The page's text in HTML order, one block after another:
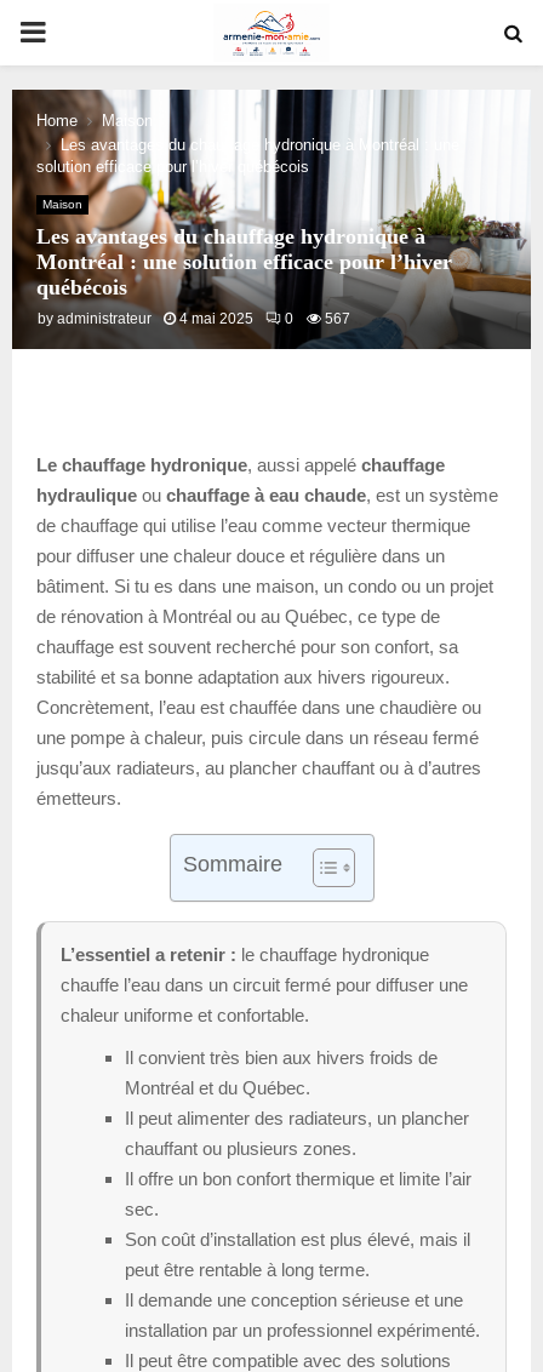
PRIMARY
MENU
Home
Maison
Les avantages du chauffage hydronique à Montréal : une
solution efficace pour l’hiver québécois
Maison
Les avantages du chauffage hydronique à
Montréal : une solution efficace pour l’hiver
québécois
by administrateur 4 mai 2025 0 567
Le chauffage hydronique, aussi appelé chauffage
hydraulique ou chauffage à eau chaude, est un système
de chauffage qui utilise l’eau comme vecteur thermique
pour diffuser une chaleur douce et régulière dans un
bâtiment. Si tu es dans une maison, un condo ou un projet
de rénovation à Montréal ou au Québec, ce type de
chauffage est souvent recherché pour son confort, sa
stabilité et sa bonne adaptation aux hivers rigoureux.
Concrètement, l’eau est chauffée dans une chaudière ou
une pompe à chaleur, puis circule dans un réseau fermé
jusqu’aux radiateurs, au plancher chauffant ou à d’autres
émetteurs.
Sommaire
L’essentiel a retenir : le chauffage hydronique
chauffe l’eau dans un circuit fermé pour diffuser une
chaleur uniforme et confortable.
Il convient très bien aux hivers froids de
Montréal et du Québec.
Il peut alimenter des radiateurs, un plancher
chauffant ou plusieurs zones.
Il offre un bon confort thermique et limite l’air
sec.
Son coût d’installation est plus élevé, mais il
peut être rentable à long terme.
Il demande une conception sérieuse et une
installation par un professionnel expérimenté.
Il peut être compatible avec des solutions